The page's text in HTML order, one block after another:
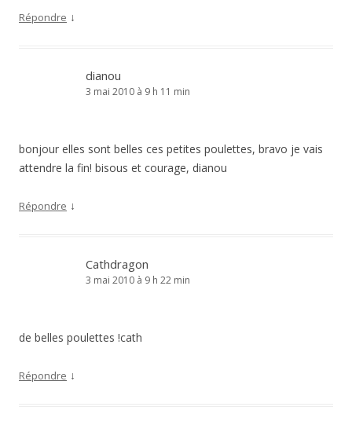
Répondre ↓
dianou
3 mai 2010 à 9 h 11 min
bonjour elles sont belles ces petites poulettes, bravo je vais
attendre la fin! bisous et courage, dianou
Répondre ↓
Cathdragon
3 mai 2010 à 9 h 22 min
de belles poulettes !cath
Répondre ↓